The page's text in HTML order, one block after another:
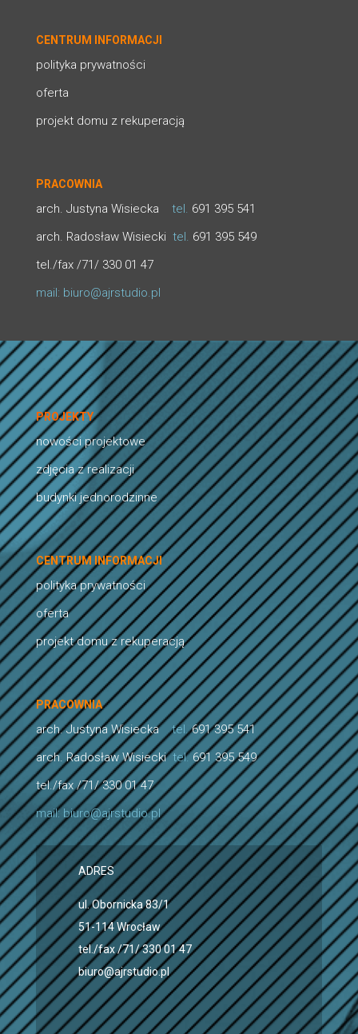
CENTRUM INFORMACJI
polityka prywatności
oferta
projekt domu z rekuperacją
PRACOWNIA
arch. Justyna Wisiecka tel. 691 395 541
arch. Radosław Wisiecki tel. 691 395 549
tel./fax /71/ 330 01 47
mail: biuro@ajrstudio.pl
PROJEKTY
nowości projektowe
zdjęcia z realizacji
budynki jednorodzinne
CENTRUM INFORMACJI
polityka prywatności
oferta
projekt domu z rekuperacją
PRACOWNIA
arch. Justyna Wisieckatel.691 395 541
arch. Radosław Wisiecki tel.691 395 549
tel./fax /71/ 330 01 47
mail:biuro@ajrstudio.pl
ADRES
ul. Obornicka 83/1
51-114 Wrocław
tel./fax /71/ 330 01 47
biuro@ajrstudio.pl